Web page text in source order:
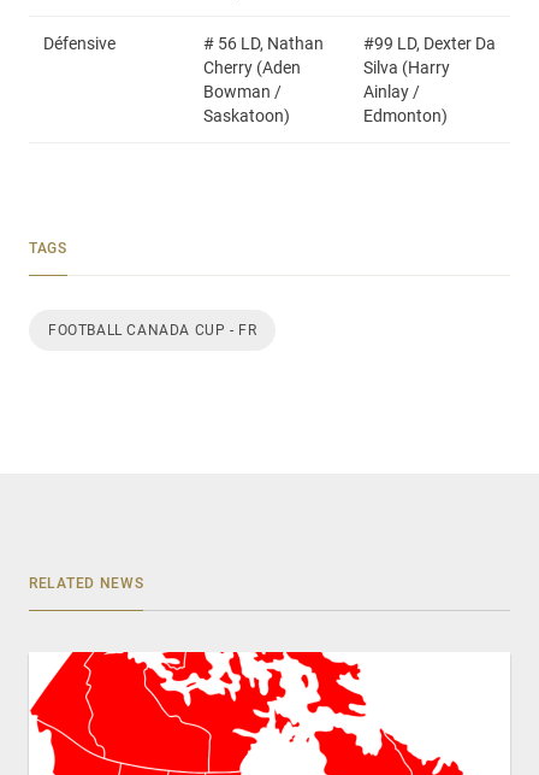
Défensive
# 56 LD, Nathan
Cherry (Aden
Bowman /
Saskatoon)
#99 LD, Dexter Da
Silva (Harry
Ainlay /
Edmonton)
TAGS
FOOTBALL CANADA CUP - FR
RELATED NEWS